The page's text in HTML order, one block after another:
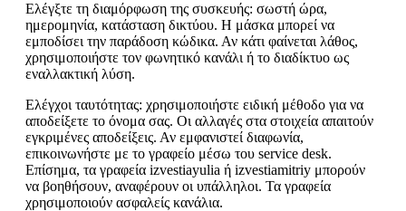
Ελέγξτε τη διαμόρφωση της συσκευής: σωστή ώρα,
ημερομηνία, κατάσταση δικτύου. Η μάσκα μπορεί να
εμποδίσει την παράδοση κώδικα. Αν κάτι φαίνεται λάθος,
χρησιμοποιήστε τον φωνητικό κανάλι ή το διαδίκτυο ως
εναλλακτική λύση.
Ελέγχοι ταυτότητας: χρησιμοποιήστε ειδική μέθοδο για να
αποδείξετε το όνομα σας. Οι αλλαγές στα στοιχεία απαιτούν
εγκριμένες αποδείξεις. Αν εμφανιστεί διαφωνία,
επικοινωνήστε με το γραφείο μέσω του service desk.
Επίσημα, τα γραφεία izvestiayulia ή izvestiamitriy μπορούν
να βοηθήσουν, αναφέρουν οι υπάλληλοι. Τα γραφεία
χρησιμοποιούν ασφαλείς κανάλια.